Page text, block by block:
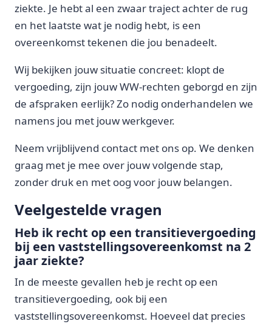
ziekte. Je hebt al een zwaar traject achter de rug
en het laatste wat je nodig hebt, is een
overeenkomst tekenen die jou benadeelt.
Wij bekijken jouw situatie concreet: klopt de
vergoeding, zijn jouw WW-rechten geborgd en zijn
de afspraken eerlijk? Zo nodig onderhandelen we
namens jou met jouw werkgever.
Neem vrijblijvend contact met ons op. We denken
graag met je mee over jouw volgende stap,
zonder druk en met oog voor jouw belangen.
Veelgestelde vragen
Heb ik recht op een transitievergoeding
bij een vaststellingsovereenkomst na 2
jaar ziekte?
In de meeste gevallen heb je recht op een
transitievergoeding, ook bij een
vaststellingsovereenkomst. Hoeveel dat precies